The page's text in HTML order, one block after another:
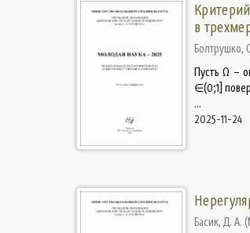
в
Болтрушко,
Пусть Ω –
∈(0;1]
...
2025-11-24
Басик, Д. А. (